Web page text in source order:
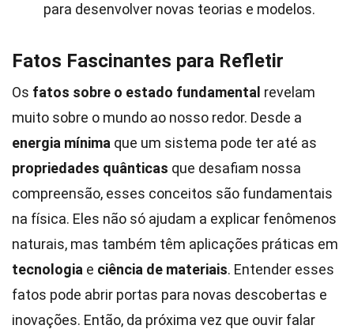
para desenvolver novas teorias e modelos.
Fatos Fascinantes para Refletir
Os fatos sobre o estado fundamental revelam
muito sobre o mundo ao nosso redor. Desde a
energia mínima que um sistema pode ter até as
propriedades quânticas que desafiam nossa
compreensão, esses conceitos são fundamentais
na física. Eles não só ajudam a explicar fenômenos
naturais, mas também têm aplicações práticas em
tecnologia e ciência de materiais. Entender esses
fatos pode abrir portas para novas descobertas e
inovações. Então, da próxima vez que ouvir falar